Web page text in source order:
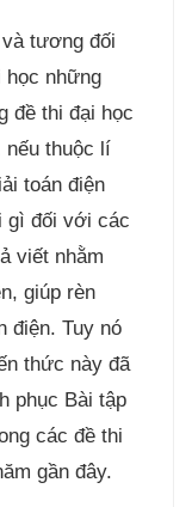
tương đối
học những
đề thi đại học
nếu thuộc lí
toán điện
gì đối với các
viết nhằm
giúp rèn
điện. Tuy nó
thức này đã
phục Bài tập
các đề thi
gần đây.